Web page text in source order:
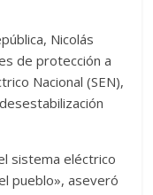
Nicolás
de protección a
Nacional (SEN),
sistema eléctrico
pueblo», aseveró